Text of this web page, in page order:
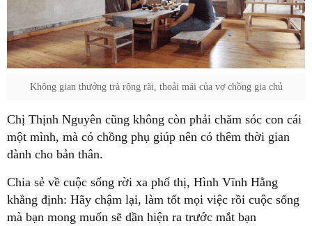
Không gian thưởng trà rộng rãi, thoải mái của vợ chồng gia chủ
Chị Thịnh Nguyên cũng không còn phải chăm sóc con cái
một mình, mà có chồng phụ giúp nên có thêm thời gian
dành cho bản thân.
Chia sẻ về cuộc sống rời xa phố thị, Hình Vĩnh Hằng
khẳng định: Hãy chậm lại, làm tốt mọi việc rồi cuộc sống
mà bạn mong muốn sẽ dần hiện ra trước mắt bạn